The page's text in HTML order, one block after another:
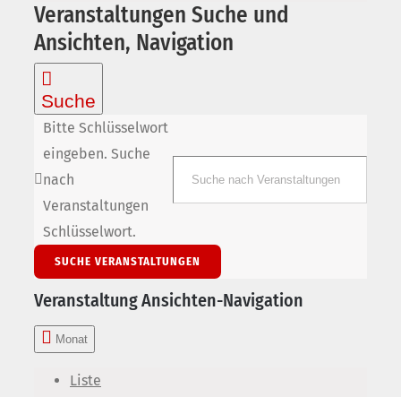
Veranstaltungen Suche und
Ansichten, Navigation
Suche
Bitte Schlüsselwort
eingeben. Suche
nach
Veranstaltungen
Schlüsselwort.
SUCHE VERANSTALTUNGEN
Veranstaltung Ansichten-Navigation
Monat
Liste